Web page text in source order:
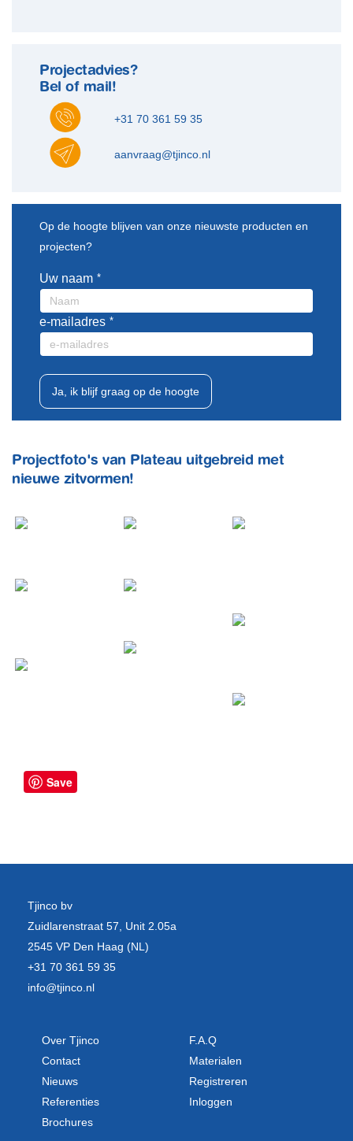
Projectadvies?
Bel of mail!
+31 70 361 59 35
aanvraag@tjinco.nl
Leave
blank
Op de hoogte blijven van onze nieuwste producten en
projecten?
Uw naam
e-mailadres
Ja, ik blijf graag op de hoogte
Projectfoto's van Plateau uitgebreid met
nieuwe zitvormen!
Save
Tjinco bv
Zuidlarenstraat 57, Unit 2.05a
2545 VP Den Haag (NL)
+31 70 361 59 35
info@tjinco.nl
Over Tjinco
Contact
Nieuws
Referenties
Brochures
F.A.Q
Materialen
Registreren
Inloggen